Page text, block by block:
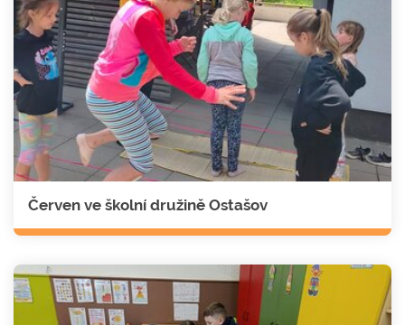
Červen ve školní družině Ostašov